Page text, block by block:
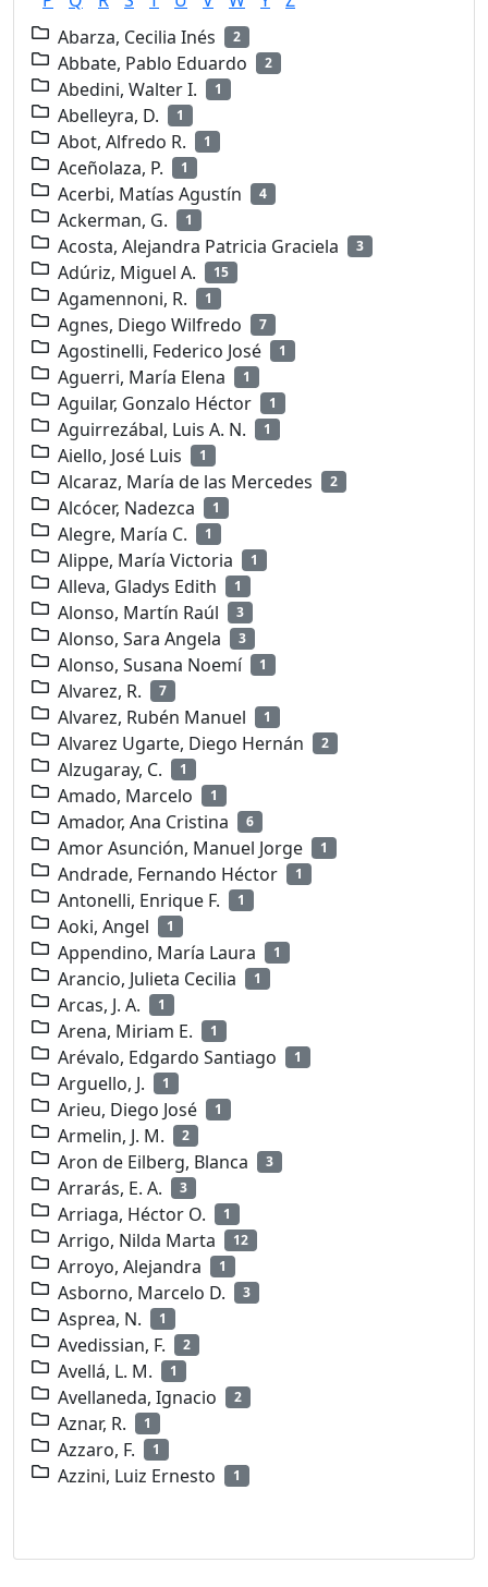
Abarza, Cecilia Inés
2
Abbate, Pablo Eduardo 2
Abedini, Walter I. 1
Abelleyra, D. 1
Abot, Alfredo R. 1
Aceñolaza, P. 1
Acerbi, Matías Agustín 4
Ackerman, G. 1
Acosta, Alejandra Patricia Graciela 3
Adúriz, Miguel A. 15
Agamennoni, R. 1
Agnes, Diego Wilfredo 7
Agostinelli, Federico José 1
Aguerri, María Elena 1
Aguilar, Gonzalo Héctor 1
Aguirrezábal, Luis A. N. 1
Aiello, José Luis 1
Alcaraz, María de las Mercedes 2
Alcócer, Nadezca 1
Alegre, María C. 1
Alippe, María Victoria 1
Alleva, Gladys Edith 1
Alonso, Martín Raúl 3
Alonso, Sara Angela 3
Alonso, Susana Noemí 1
Alvarez, R. 7
Alvarez, Rubén Manuel 1
Alvarez Ugarte, Diego Hernán 2
Alzugaray, C. 1
Amado, Marcelo 1
Amador, Ana Cristina 6
Amor Asunción, Manuel Jorge 1
Andrade, Fernando Héctor 1
Antonelli, Enrique F. 1
Aoki, Angel 1
Appendino, María Laura 1
Arancio, Julieta Cecilia 1
Arcas, J. A. 1
Arena, Miriam E. 1
Arévalo, Edgardo Santiago 1
Arguello, J. 1
Arieu, Diego José 1
Armelin, J. M. 2
Aron de Eilberg, Blanca 3
Arrarás, E. A. 3
Arriaga, Héctor O. 1
Arrigo, Nilda Marta 12
Arroyo, Alejandra 1
Asborno, Marcelo D. 3
Asprea, N. 1
Avedissian, F. 2
Avellá, L. M. 1
Avellaneda, Ignacio 2
Aznar, R. 1
Azzaro, F. 1
Azzini, Luiz Ernesto 1